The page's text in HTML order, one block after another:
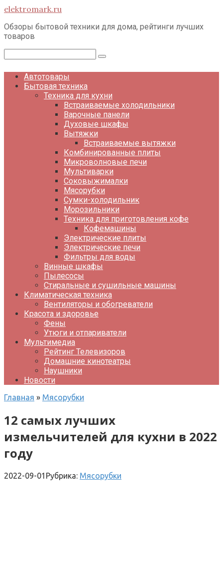
Перейти
контенту
elektromark.ru
Обзоры бытовой техники для дома, рейтинги лучших
товаров
Автотовары
Бытовая техника
Техника для кухни
Встраиваемые холодильники
Варочные панели
Духовые шкафы
Вытяжки
Встраиваемые вытяжки
Комбинированные плиты
Микроволновые печи
Мультиварки
Соковыжималки
Мясорубки
Сумки-холодильник
Морозильники
Техника для приготовления кофе
Кофемашины
Электрические плиты
Электрические печи
Фильтры для воды
Винные шкафы
Пылесосы
Стиральные и сушильные машины
Климатическая техника
Вентиляторы и обогреватели
Красота и здоровье
Фены
Утюги и отпариватели
Мультимедиа
Рейтинг Телевизоров
Домашние кинотеатры
Наушники
Новости
Главная » Мясорубки
12 самых лучших
измельчителей для кухни в 2022
году
2022-09-01 Рубрика: Мясорубки